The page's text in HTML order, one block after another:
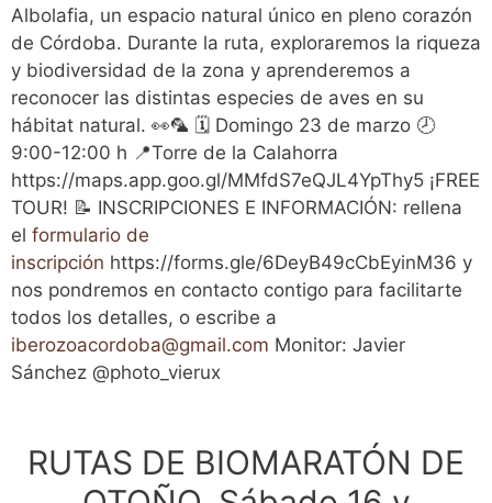
Albolafia, un espacio natural único en pleno corazón
de Córdoba. Durante la ruta, exploraremos la riqueza
y biodiversidad de la zona y aprenderemos a
reconocer las distintas especies de aves en su
hábitat natural. 👀🦜 🗓 Domingo 23 de marzo 🕗
9:00-12:00 h 📍Torre de la Calahorra
https://maps.app.goo.gl/MMfdS7eQJL4YpThy5 ¡FREE
TOUR! 📝 INSCRIPCIONES E INFORMACIÓN: rellena
el formulario de
inscripción https://forms.gle/6DeyB49cCbEyinM36 y
nos pondremos en contacto contigo para facilitarte
todos los detalles, o escribe a
iberozoacordoba@gmail.com Monitor: Javier
Sánchez @photo_vierux
RUTAS DE BIOMARATÓN DE